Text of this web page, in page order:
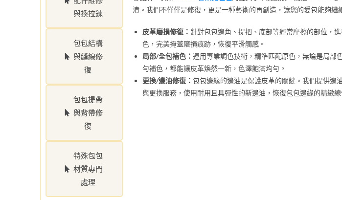
與換拉鍊
包包結構
與縫線修
復
包包提帶
與背帶修
復
特殊包包
材質專門
處理
漬。我們不僅僅是修復，更是一種藝術的再創造，讓您的愛包能夠繼
皮革磨損修復： 針對包包邊角、提把、底部等經常摩擦的部位，
色，完美掩蓋磨損痕跡，恢復平滑觸感。
局部/全包補色：運用專業調色技術，精準匹配原色，無論是局部
勻補色，都能讓皮革煥然一新，色澤飽滿均勻。
更換/邊油修復：包包邊緣的邊油是保護皮革的關鍵。我們提供邊
與更換服務，使用耐用且具彈性的新邊油，恢復包包邊緣的精緻線